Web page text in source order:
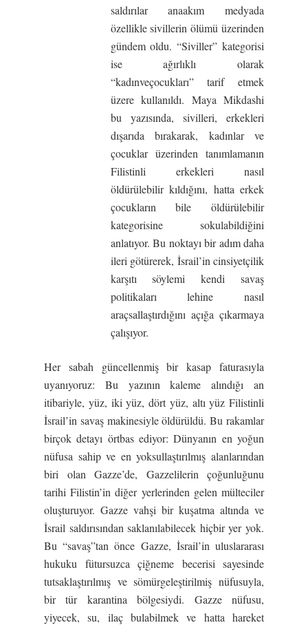
saldırılar anaakım medyada
özellikle sivillerin ölümü üzerinden
gündem oldu. “Siviller” kategorisi
ise ağırlıklı olarak
“kadınveçocukları” tarif etmek
üzere kullanıldı. Maya Mikdashi
bu yazısında, sivilleri, erkekleri
dışarıda bırakarak, kadınlar ve
çocuklar üzerinden tanımlamanın
Filistinli erkekleri nasıl
öldürülebilir kıldığını, hatta erkek
çocukların bile öldürülebilir
kategorisine sokulabildiğini
anlatıyor. Bu noktayı bir adım daha
ileri götürerek, İsrail’in cinsiyetçilik
karşıtı söylemi kendi savaş
politikaları lehine nasıl
araçsallaştırdığını açığa çıkarmaya
çalışıyor.
Her sabah güncellenmiş bir kasap faturasıyla
uyanıyoruz: Bu yazının kaleme alındığı an
itibariyle, yüz, iki yüz, dört yüz, altı yüz Filistinli
İsrail’in savaş makinesiyle öldürüldü. Bu rakamlar
birçok detayı örtbas ediyor: Dünyanın en yoğun
nüfusa sahip ve en yoksullaştırılmış alanlarından
biri olan Gazze’de, Gazzelilerin çoğunluğunu
tarihi Filistin’in diğer yerlerinden gelen mülteciler
oluşturuyor. Gazze vahşi bir kuşatma altında ve
İsrail saldırısından saklanılabilecek hiçbir yer yok.
Bu “savaş”tan önce Gazze, İsrail’in uluslararası
hukuku fütursuzca çiğneme becerisi sayesinde
tutsaklaştırılmış ve sömürgeleştirilmiş nüfusuyla,
bir tür karantina bölgesiydi. Gazze nüfusu,
yiyecek, su, ilaç bulabilmek ve hatta hareket